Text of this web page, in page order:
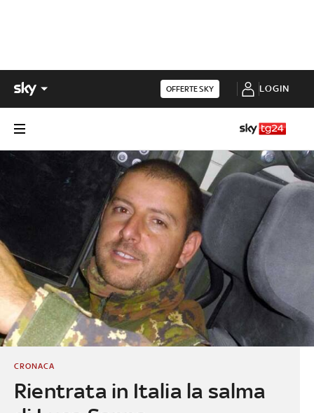
OFFERTE SKY LOGIN
Rientrata in Italia la salma
CRONACA